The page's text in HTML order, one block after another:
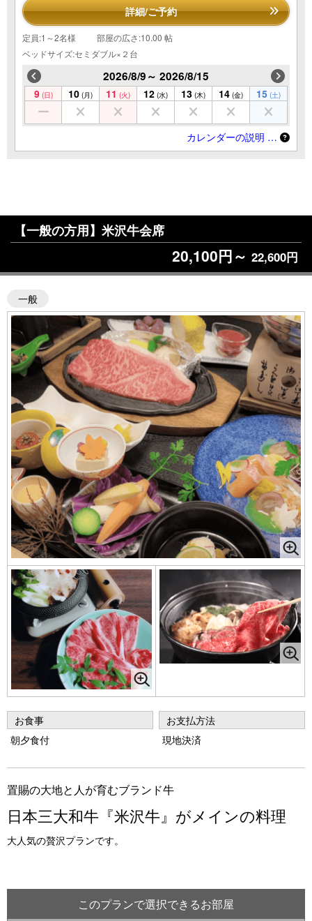
詳細/ご予約
定員:1～2名様
部屋の広さ:10.00 帖
ベッドサイズ:セミダブル×２台
2026/8/9～ 2026/8/15
9 (日) 10 (月) 11 (火) 12 (水) 13 (木) 14 (金) 15 (土)
カレンダーの説明 …
【一般の方用】米沢牛会席
20,100円～ 22,600円
一般
お食事
朝夕食付
お支払方法
現地決済
置賜の大地と人が育むブランド牛
日本三大和牛『米沢牛』がメインの料理
大人気の贅沢プランです。
このプランで選択できるお部屋